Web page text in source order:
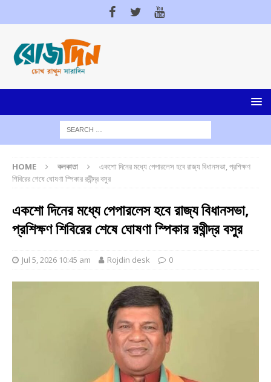
HOME কলকাতা
একশো দিনের মধ্যে পেপারলেস হবে রাজ্য বিধানসভা, প্রশিক্ষণ
শিবিরের শেষে ঘোষণা স্পিকার রথীন্দ্র বসুর
একশো দিনের মধ্যে পেপারলেস হবে রাজ্য বিধানসভা,
প্রশিক্ষণ শিবিরের শেষে ঘোষণা স্পিকার রথীন্দ্র বসুর
Jul 5, 2026 10:45 am Rojdin desk 0